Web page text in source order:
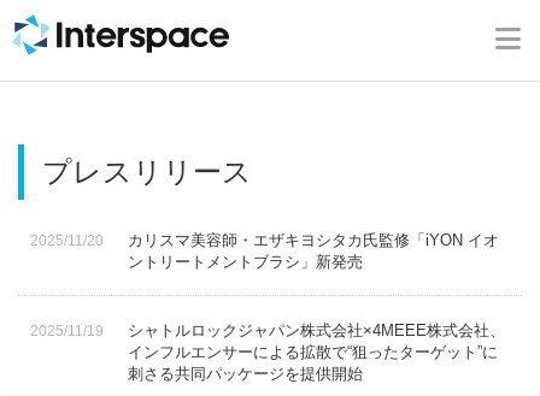
ホーム
事業内容
ニュース
プレスリリース
2025/11/20
カリスマ美容師・エザキヨシタカ氏監修「iYON イオ
ントリートメントブラシ」新発売
2025/11/19
シャトルロックジャパン株式会社×4MEEE株式会社、
インフルエンサーによる拡散で“狙ったターゲット”に
刺さる共同パッケージを提供開始